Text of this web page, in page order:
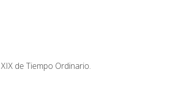
de Tiempo Ordinario.